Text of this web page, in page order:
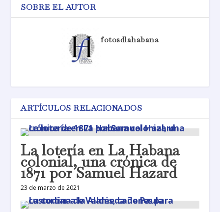
SOBRE EL AUTOR
fotosdlahabana
ARTÍCULOS RELACIONADOS
La lotería en La Habana
colonial, una crónica de
1871 por Samuel Hazard
23 de marzo de 2021